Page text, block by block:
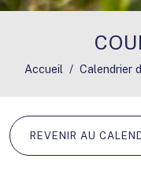
Accueil Calendrier
REVENIR AU